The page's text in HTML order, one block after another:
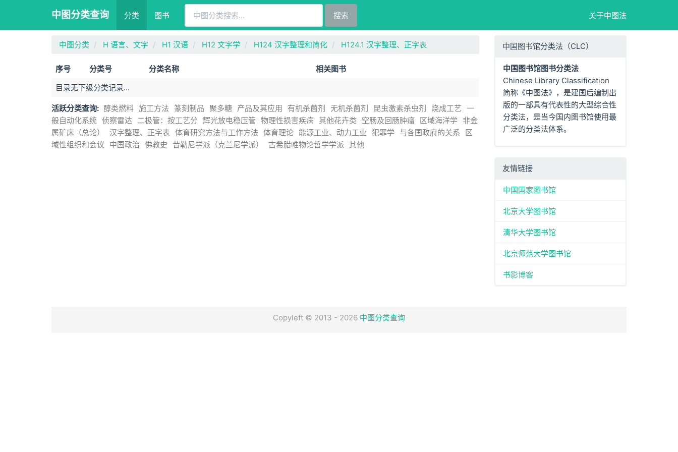
中图分类查询 分类 图书 搜索 关于中图法
中图分类 H 语言、文字 H1 汉语 H12 文字学 H124 汉字整理和简化 H124.1 汉字整理、正字表
序号 分类号 分类名称
相关图书
目录无下级分类记录...
活跃分类查询: 醇类燃料 施工方法 篆刻制品 聚多糖 产品及其应用 有机杀菌剂 无机杀菌剂 昆虫激素杀虫剂 烧成工艺 一
般自动化系统 侦察雷达 二极管：按工艺分 辉光放电稳压管 物理性损害疾病 其他花卉类 空肠及回肠肿瘤 区域海洋学
非金
属矿床（总论）
汉字整理、正字表 体育研究方法与工作方法 体育理论 能源工业、动力工业 犯罪学 与各国政府的关系
区
域性组织和会议
中国政治 佛教史 昔勒尼学派（克兰尼学派） 古希腊唯物论哲学学派 其他
中国图书馆分类法（CLC）
中国图书馆图书分类法
Chinese Library Classification
简称《中图法》，是建国后编制出
版的一部具有代表性的大型综合性
分类法，是当今国内图书馆使用最
广泛的分类法体系。
友情链接
中国国家图书馆
北京大学图书馆
清华大学图书馆
北京师范大学图书馆
书影博客
Copyleft © 2013 - 2026 中图分类查询